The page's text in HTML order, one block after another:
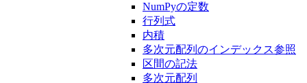
NumPyの定数
行列式
内積
多次元配列のインデックス参照
区間の記法
多次元配列